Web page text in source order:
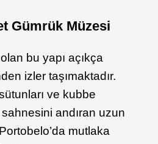
Gümrük Müzesi
bu yapı açıkça
izler taşımaktadır.
ve kubbe
sahnesini andıran uzun
mutlaka